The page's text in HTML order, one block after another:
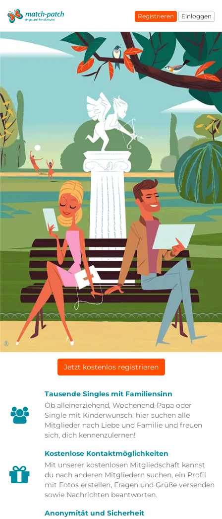
Registrieren Einloggen
Jetzt kostenlos registrieren
Tausende Singles mit Familiensinn
Ob alleinerziehend, Wochenend-Papa oder
Single mit Kinderwunsch, hier suchen alle
Mitglieder nach Liebe und Familie und freuen
sich, dich kennenzulernen!
Kostenlose Kontaktmöglichkeiten
Mit unserer kostenlosen Mitgliedschaft kannst
du nach anderen Mitgliedern suchen, ein Profil
mit Fotos erstellen, Fragen und Grüße versenden
sowie Nachrichten beantworten.
Anonymität und Sicherheit